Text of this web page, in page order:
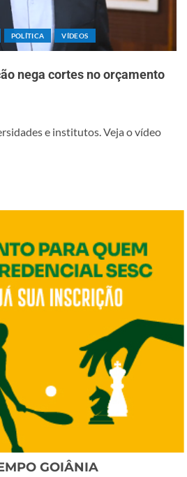
POLÍTICA VÍDEOS
nega cortes no orçamento
e institutos. Veja o vídeo
GOIÂNIA